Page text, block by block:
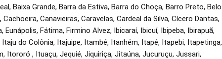
Baixa Grande, Barra da Estiva, Barra do Choça, Barro Preto, Belo
Canavieiras, Caravelas, Cardeal da Silva, Cícero Dantas,
Eunápolis, Fátima, Firmino Alvez, Ibicaraí, Ibicuí, Ibipeba, Ibirapuã,
Itaju do Colônia, Itajuipe, Itambé, Itanhém, Itapé, Itapebi, Itapetinga,
Itororó , Ituaçu, Jequié, Jiquiriça, Jitaúna, Jucuruçu, Jussari,